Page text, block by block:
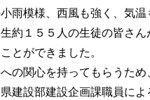
雨模様、西風も強く、気
約１５５人の生徒の皆さ
とができました。
の関心を持ってもらうた
建設部建設企画課職員によ